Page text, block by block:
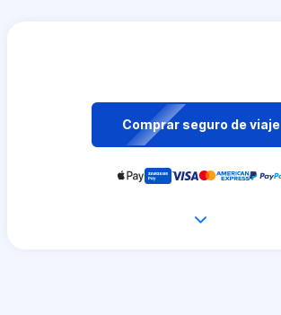
Comprar seguro de viaje